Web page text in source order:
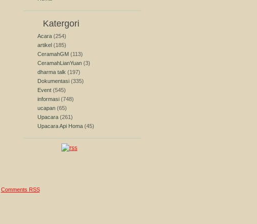
Katergori
Acara (254)
artikel (185)
CeramahGM (113)
CeramahLianYuan (3)
dharma talk (197)
Dokumentasi (335)
Event (545)
informasi (748)
ucapan (65)
Upacara (261)
Upacara Api Homa (45)
Comments RSS